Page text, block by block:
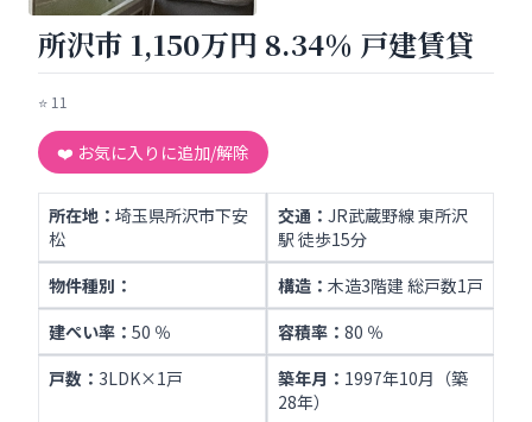
所沢市 1,150万円 8.34％ 戸建賃貸
⭐ 11
❤️ お気に入りに追加/解除
所在地： 埼玉県所沢市下安
松
交通： JR武蔵野線 東所沢
駅 徒歩15分
物件種別：
構造： 木造3階建 総戸数1戸
建ぺい率： 50 ％ 容積率： 80 ％
戸数： 3LDK×1戸 築年月： 1997年10月（築
28年）